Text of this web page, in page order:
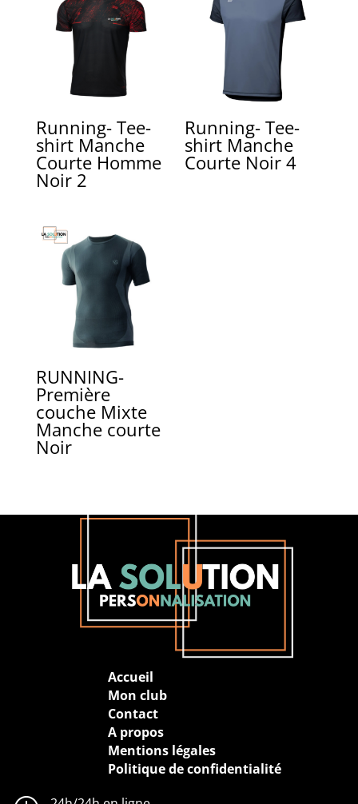
Running- Tee-
shirt Manche
Courte Homme
Noir 2
Running- Tee-
shirt Manche
Courte Noir 4
RUNNING-
Première
couche Mixte
Manche courte
Noir
Accueil
Mon club
Contact
A propos
Mentions légales
Politique de confidentialité